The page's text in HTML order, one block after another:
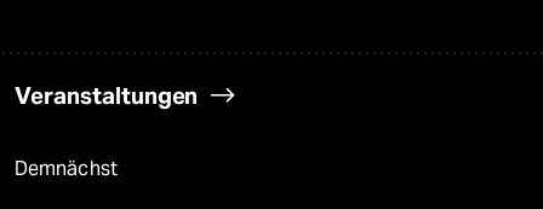
Veranstaltungen
Demnächst